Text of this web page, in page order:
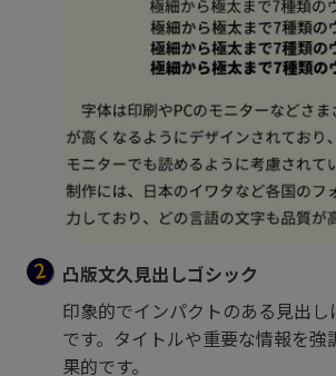
凸版文久見出しゴシック
印象的でインパクトのある見出
です。タイトルや重要な情報を強
果的です。